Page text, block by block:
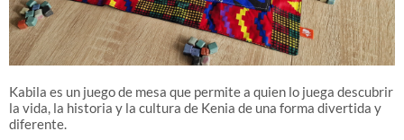
Kabila es un juego de mesa que permite a quien lo juega descubrir
la vida, la historia y la cultura de Kenia de una forma divertida y
diferente.